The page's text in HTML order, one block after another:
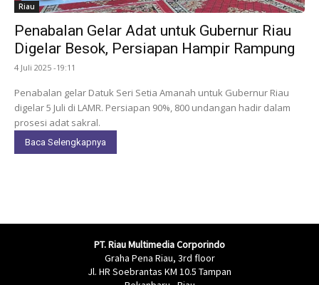
Riau
Penabalan Gelar Adat untuk Gubernur Riau
Digelar Besok, Persiapan Hampir Rampung
4 Juli 2025 -19:11
Penabalan gelar Datuk Seri Setia Amanah untuk Gubernur Riau
digelar 5 Juli di LAMR. Persiapan 90%, 800 undangan hadir dalam
prosesi adat sakral.
Baca Selengkapnya
PT. Riau Multimedia Corporindo
Graha Pena Riau, 3rd floor
Jl. HR Soebrantas KM 10.5 Tampan